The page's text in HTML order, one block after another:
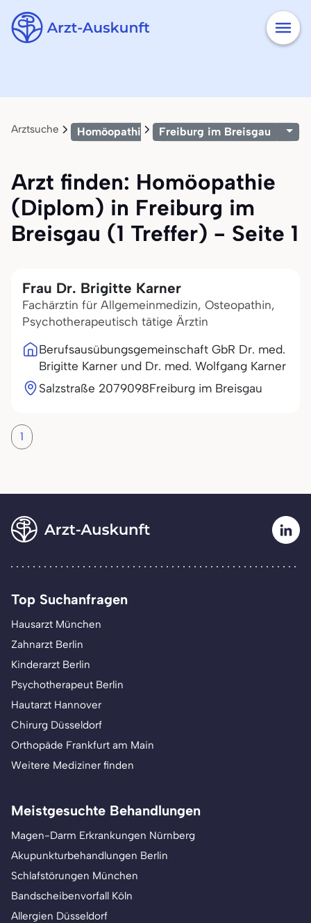
Arztsuche Homöopathie (Diplom)Freiburg im Breisgau
Arzt finden: Homöopathie
(Diplom) in Freiburg im
Breisgau (1 Treffer) - Seite 1
Frau Dr. Brigitte Karner
Fachärztin für Allgemeinmedizin, Osteopathin,
Psychotherapeutisch tätige Ärztin
Berufsausübungsgemeinschaft GbR Dr. med.
Brigitte Karner und Dr. med. Wolfgang Karner
Salzstraße 2079098Freiburg im Breisgau
1
Top Suchanfragen
Hausarzt München
Zahnarzt Berlin
Kinderarzt Berlin
Psychotherapeut Berlin
Hautarzt Hannover
Chirurg Düsseldorf
Orthopäde Frankfurt am Main
Weitere Mediziner finden
Meistgesuchte Behandlungen
Magen-Darm Erkrankungen Nürnberg
Akupunkturbehandlungen Berlin
Schlafstörungen München
Bandscheibenvorfall Köln
Allergien Düsseldorf